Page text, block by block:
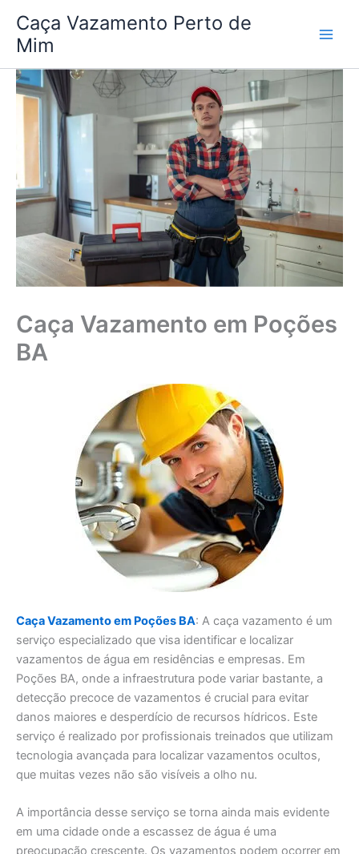
para
conteúdo
Caça Vazamento Perto de
Mim
Caça Vazamento em Poções
BA
Caça Vazamento em Poções BA: A caça vazamento é um
serviço especializado que visa identificar e localizar
vazamentos de água em residências e empresas. Em
Poções BA, onde a infraestrutura pode variar bastante, a
detecção precoce de vazamentos é crucial para evitar
danos maiores e desperdício de recursos hídricos. Este
serviço é realizado por profissionais treinados que utilizam
tecnologia avançada para localizar vazamentos ocultos,
que muitas vezes não são visíveis a olho nu.
A importância desse serviço se torna ainda mais evidente
em uma cidade onde a escassez de água é uma
preocupação crescente. Os vazamentos podem ocorrer em